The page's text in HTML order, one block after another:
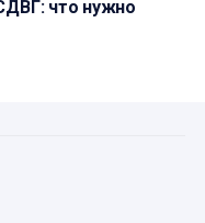
что нужно